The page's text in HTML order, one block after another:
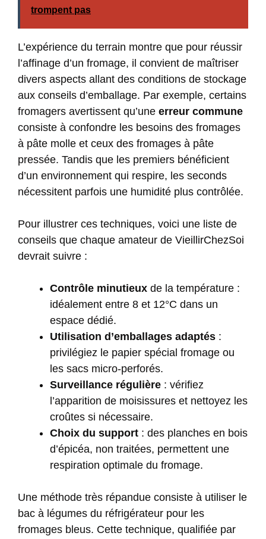
trompent pas
L’expérience du terrain montre que pour réussir
l’affinage d’un fromage, il convient de maîtriser
divers aspects allant des conditions de stockage
aux conseils d’emballage. Par exemple, certains
fromagers avertissent qu’une erreur commune
consiste à confondre les besoins des fromages
à pâte molle et ceux des fromages à pâte
pressée. Tandis que les premiers bénéficient
d’un environnement qui respire, les seconds
nécessitent parfois une humidité plus contrôlée.
Pour illustrer ces techniques, voici une liste de
conseils que chaque amateur de VieillirChezSoi
devrait suivre :
Contrôle minutieux de la température :
idéalement entre 8 et 12°C dans un
espace dédié.
Utilisation d’emballages adaptés :
privilégiez le papier spécial fromage ou
les sacs micro-perforés.
Surveillance régulière : vérifiez
l’apparition de moisissures et nettoyez les
croûtes si nécessaire.
Choix du support : des planches en bois
d’épicéa, non traitées, permettent une
respiration optimale du fromage.
Une méthode très répandue consiste à utiliser le
bac à légumes du réfrigérateur pour les
fromages bleus. Cette technique, qualifiée par